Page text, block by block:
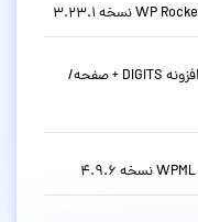
ورود و عضویت با شماره موبایل در وردپرس با افزونه DIGITS + صفحه/